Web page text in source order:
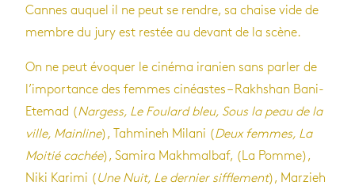
Cannes auquel il ne peut se rendre, sa chaise vide de
membre du jury est res­tée au devant de la scène.
On ne peut évo­quer le cinéma ira­nien sans par­ler de
l’im­por­tance des femmes cinéastes – Rakh­shan Bani-
Ete­mad (Nar­gess, Le Fou­lard bleu, Sous la peau de la
ville, Main­line), Tah­mi­neh Milani (Deux femmes, La
Moi­tié cachée), Samira Makh­mal­baf, (La Pomme),
Niki Karimi ( Une Nuit, Le der­nier sif­fle­ment), Mar­zieh